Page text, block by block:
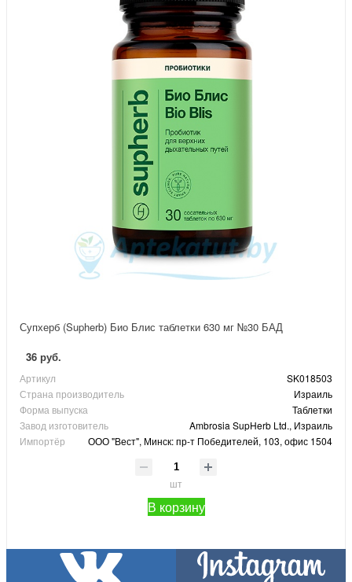
Супхерб (Supherb) Био Блис таблетки 630 мг №30 БАД
36 руб.
Артикул
SK018503
Страна производитель
Израиль
Форма выпуска
Таблетки
Завод изготовитель
Ambrosia SupHerb Ltd., Израиль
Импортёр
ООО "Вест", Минск: пр-т Победителей, 103, офис 1504
шт
В корзину